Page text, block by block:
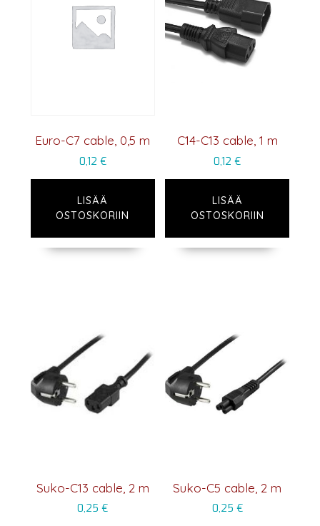
Euro-C7 cable, 0,5 m
0,12 €
LISÄÄ
OSTOSKORIIN
C14-C13 cable, 1 m
0,12€
LISÄÄ
OSTOSKORIIN
Suko-C13 cable, 2 m
0,25€
Suko-C5 cable, 2 m
0,25 €